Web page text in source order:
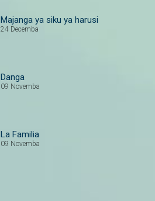
Majanga ya siku ya harusi
24 Decemba
Danga
09 Novemba
La Familia
09 Novemba